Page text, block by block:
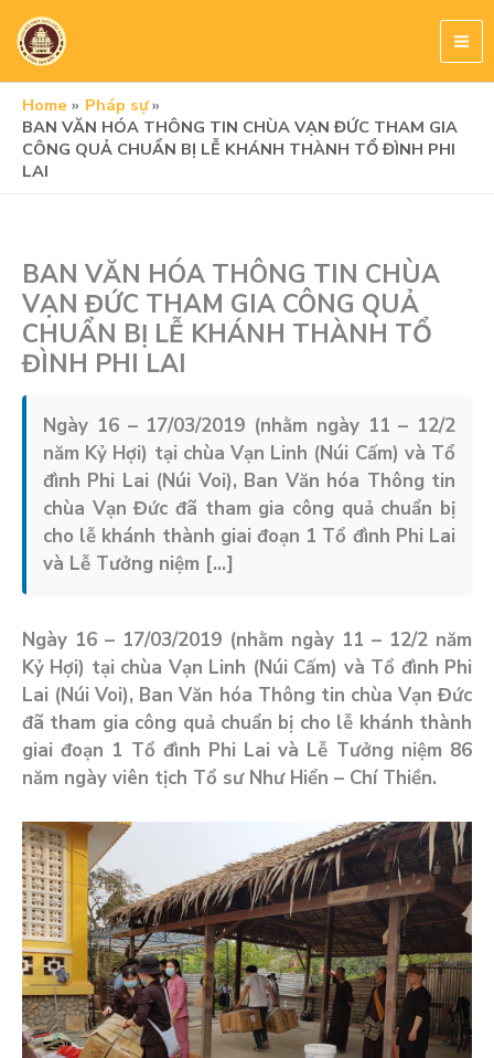
content
Home
Pháp sự
BAN VĂN HÓA THÔNG TIN CHÙA VẠN ĐỨC THAM GIA
CÔNG QUẢ CHUẨN BỊ LỄ KHÁNH THÀNH TỔ ĐÌNH PHI
LAI
BAN VĂN HÓA THÔNG TIN CHÙA
VẠN ĐỨC THAM GIA CÔNG QUẢ
CHUẨN BỊ LỄ KHÁNH THÀNH TỔ
ĐÌNH PHI LAI
Ngày 16 – 17/03/2019 (nhằm ngày 11 – 12/2
năm Kỷ Hợi) tại chùa Vạn Linh (Núi Cấm) và Tổ
đình Phi Lai (Núi Voi), Ban Văn hóa Thông tin
chùa Vạn Đức đã tham gia công quả chuẩn bị
cho lễ khánh thành giai đoạn 1 Tổ đình Phi Lai
và Lễ Tưởng niệm […]
Ngày 16 – 17/03/2019 (nhằm ngày 11 – 12/2 năm
Kỷ Hợi) tại chùa Vạn Linh (Núi Cấm) và Tổ đình Phi
Lai (Núi Voi), Ban Văn hóa Thông tin chùa Vạn Đức
đã tham gia công quả chuẩn bị cho lễ khánh thành
giai đoạn 1 Tổ đình Phi Lai và Lễ Tưởng niệm 86
năm ngày viên tịch Tổ sư Như Hiển – Chí Thiền.